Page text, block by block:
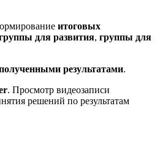
итоговых
для развития, группы для
результатами.
. Просмотр видеозаписи
решений по результатам